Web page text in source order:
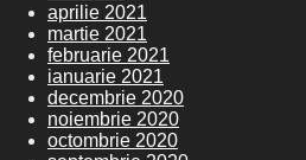
aprilie 2021
martie 2021
februarie 2021
ianuarie 2021
decembrie 2020
noiembrie 2020
octombrie 2020